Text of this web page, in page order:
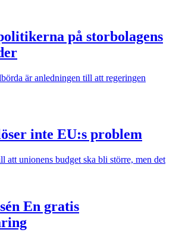
på storbolagens
är anledningen till att regeringen
inte EU:s problem
att unionens budget ska bli större, men det
En gratis